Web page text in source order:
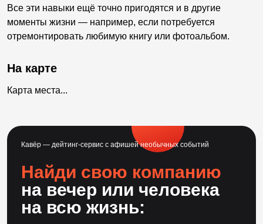
Все эти навыки ещё точно пригодятся и в другие
моменты жизни — например, если потребуется
отремонтировать любимую книгу или фотоальбом.
На карте
Карта места...
Кавёр — дейтинг-сервис с афишей необычных событий
Найди свою компанию
на вечер или человека
на всю жизнь: